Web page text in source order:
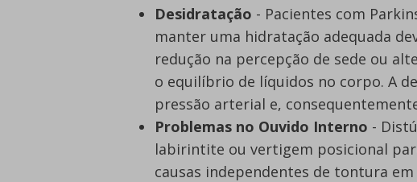
Desidratação - Pacientes com
manter uma hidratação adequada
redução na percepção de sede ou
o equilíbrio de líquidos no corpo. A
pressão arterial e,
Problemas no Ouvido Interno -
labirintite ou vertigem posicional
causas independentes de tontura